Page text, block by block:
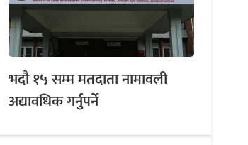
भदौ १५ सम्म मतदाता नामावली
अद्यावधिक गर्नुपर्ने